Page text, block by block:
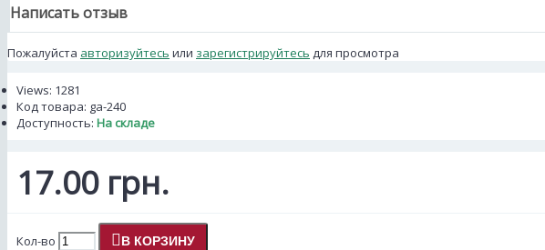
Написать отзыв
Пожалуйста авторизуйтесь или зарегистрируйтесь для просмотра
Views: 1281
Код товара: ga-240
Доступность: На складе
17.00 грн.
Кол-во В КОРЗИНУ